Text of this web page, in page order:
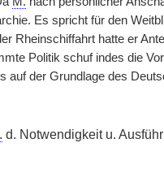
Es spricht für den
Rheinschiffahrt hatte er
Politik schuf indes die
auf der Grundlage des
d. Notwendigkeit u.